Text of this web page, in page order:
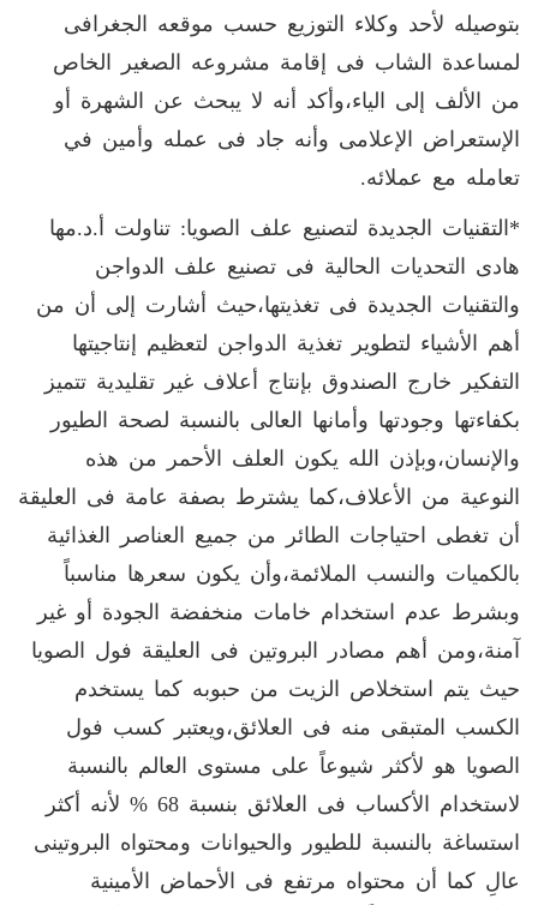
بتوصيله لأحد وكلاء التوزيع حسب موقعه الجغرافى
لمساعدة الشاب فى إقامة مشروعه الصغير الخاص
من الألف إلى الياء،وأكد أنه لا يبحث عن الشهرة أو
الإستعراض الإعلامى وأنه جاد فى عمله وأمين في
تعامله مع عملائه.
*التقنيات الجديدة لتصنيع علف الصويا: تناولت أ.د.مها
هادى التحديات الحالية فى تصنيع علف الدواجن
والتقنيات الجديدة فى تغذيتها،حيث أشارت إلى أن من
أهم الأشياء لتطوير تغذية الدواجن لتعظيم إنتاجيتها
التفكير خارج الصندوق بإنتاج أعلاف غير تقليدية تتميز
بكفاءتها وجودتها وأمانها العالى بالنسبة لصحة الطيور
والإنسان،وبإذن الله يكون العلف الأحمر من هذه
النوعية من الأعلاف،كما يشترط بصفة عامة فى العليقة
أن تغطى احتياجات الطائر من جميع العناصر الغذائية
بالكميات والنسب الملائمة،وأن يكون سعرها مناسباً
وبشرط عدم استخدام خامات منخفضة الجودة أو غير
آمنة،ومن أهم مصادر البروتين فى العليقة فول الصويا
حيث يتم استخلاص الزيت من حبوبه كما يستخدم
الكسب المتبقى منه فى العلائق،ويعتبر كسب فول
الصويا هو لأكثر شيوعاً على مستوى العالم بالنسبة
لاستخدام الأكساب فى العلائق بنسبة 68 % لأنه أكثر
استساغة بالنسبة للطيور والحيوانات ومحتواه البروتينى
عالِ كما أن محتواه مرتفع فى الأحماض الأمينية